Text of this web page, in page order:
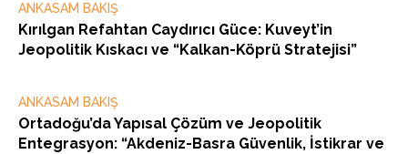
ANKASAM BAKIŞ
Kırılgan Refahtan Caydırıcı Güce: Kuveyt’in
Jeopolitik Kıskacı ve “Kalkan-Köprü Stratejisi”
ANKASAM BAKIŞ
Ortadoğu’da Yapısal Çözüm ve Jeopolitik
Entegrasyon: “Akdeniz-Basra Güvenlik, İstikrar ve